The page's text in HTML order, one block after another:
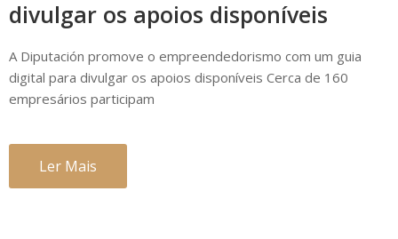
divulgar os apoios disponíveis
A Diputación promove o empreendedorismo com um guia
digital para divulgar os apoios disponíveis Cerca de 160
empresários participam
Ler Mais